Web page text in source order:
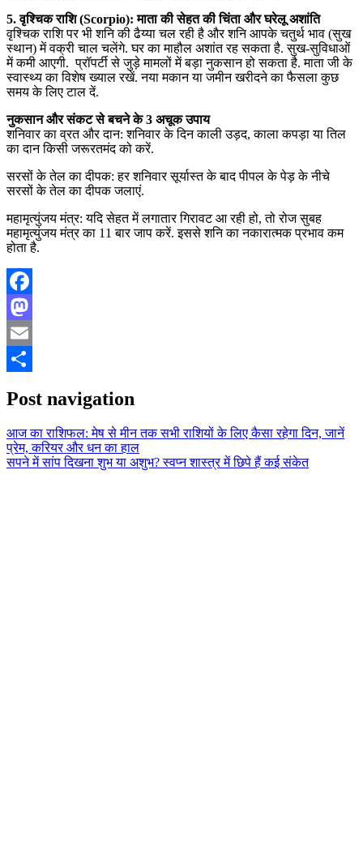
5. वृश्चिक राशि (Scorpio): माता की सेहत की चिंता और घरेलू अशांति
वृश्चिक राशि पर भी शनि की ढैय्या चल रही है और शनि आपके चतुर्थ भाव (सुख
स्थान) में वक्री चाल चलेंगे. घर का माहौल अशांत रह सकता है. सुख-सुविधाओं
में कमी आएगी. प्रॉपर्टी से जुड़े मामलों में बड़ा नुकसान हो सकता है. माता जी के
स्वास्थ्य का विशेष ख्याल रखें. नया मकान या जमीन खरीदने का फैसला कुछ
समय के लिए टाल दें.
नुकसान और संकट से बचने के 3 अचूक उपाय
शनिवार का व्रत और दान: शनिवार के दिन काली उड़द, काला कपड़ा या तिल
का दान किसी जरूरतमंद को करें.
सरसों के तेल का दीपक: हर शनिवार सूर्यास्त के बाद पीपल के पेड़ के नीचे
सरसों के तेल का दीपक जलाएं.
महामृत्युंजय मंत्र: यदि सेहत में लगातार गिरावट आ रही हो, तो रोज सुबह
महामृत्युंजय मंत्र का 11 बार जाप करें. इससे शनि का नकारात्मक प्रभाव कम
होता है.
Facebook
Mastodon
Email
Post navigation
आज का राशिफल: मेष से मीन तक सभी राशियों के लिए कैसा रहेगा दिन, जानें
प्रेम, करियर और धन का हाल
सपने में सांप दिखना शुभ या अशुभ? स्वप्न शास्त्र में छिपे हैं कई संकेत